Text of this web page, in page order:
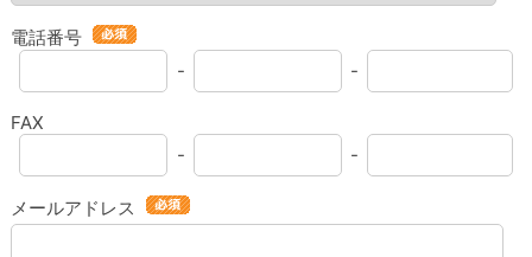
電話番号
-
-
FAX
-
-
メールアドレス